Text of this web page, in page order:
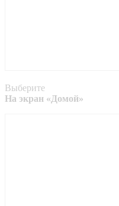
Выберите
На экран «Домой»